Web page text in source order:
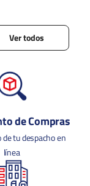
Ver todos
de Compras
tu despacho en
línea